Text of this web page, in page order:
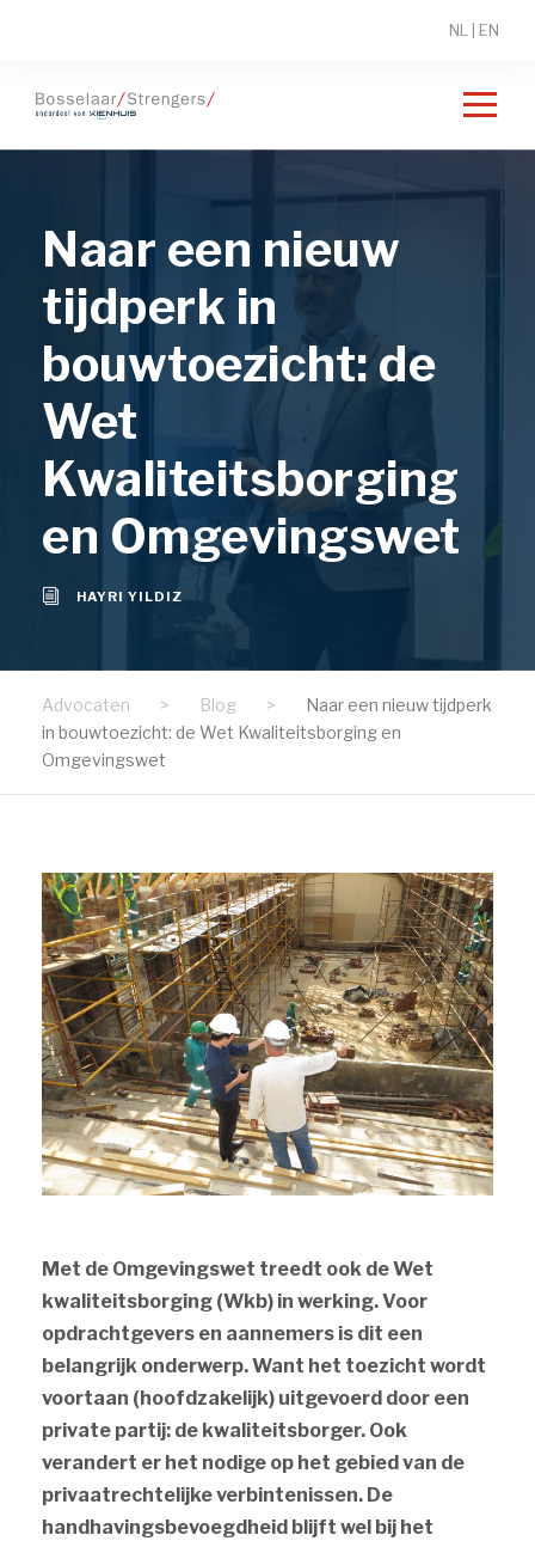
NL EN
Naar een nieuw
tijdperk in
bouwtoezicht: de
Wet
Kwaliteitsborging
en Omgevingswet
HAYRI YILDIZ
Advocaten > Blog >
Naar een nieuw tijdperk
in bouwtoezicht: de Wet Kwaliteitsborging en
Omgevingswet
Met de Omgevingswet treedt ook de Wet
kwaliteitsborging (Wkb) in werking. Voor
opdrachtgevers en aannemers is dit een
belangrijk onderwerp. Want het toezicht wordt
voortaan (hoofdzakelijk) uitgevoerd door een
private partij: de kwaliteitsborger. Ook
verandert er het nodige op het gebied van de
privaatrechtelijke verbintenissen. De
handhavingsbevoegdheid blijft wel bij het